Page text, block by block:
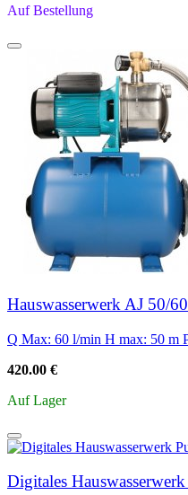
Auf Bestellung
Hauswasserwerk AJ 50/
Q Max: 60 l/min H max: 50 m
420.00 €
Auf Lager
Digitales